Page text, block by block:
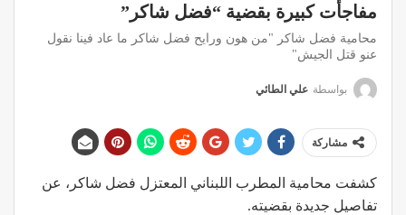
مفاجأت كبيرة بقضية “فضل شاكر”
محامية فضل شاكر "من هون ورايح فضل شاكر ما عاد فينا نقول
عنو قتل الجيش"
بواسطة علي الطائي
مشاركة
كشفت محامية المطرب اللبناني المعتزل فضل شاكر، عن
تفاصيل جديدة بقضيته.